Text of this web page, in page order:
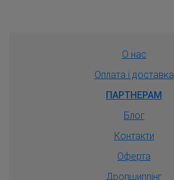
О нас
Оплата і доставка
ПАРТНЕРАМ
Блог
Контакти
Оферта
Дропшиппiнг